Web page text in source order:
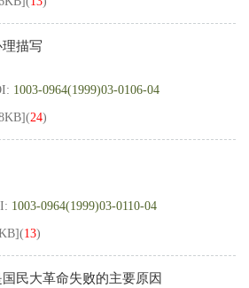
描写
1003-0964(1999)03-0106-04
](24)
1003-0964(1999)03-0110-04
](13)
民大革命失败的主要原因